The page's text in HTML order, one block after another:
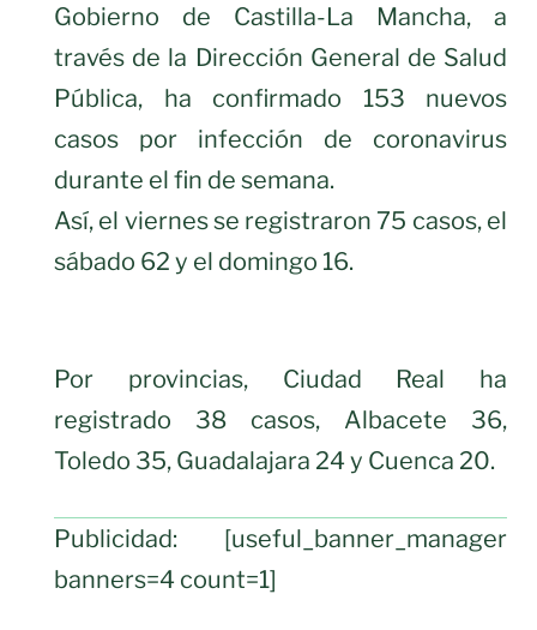
Gobierno de Castilla-La Mancha, a
través de la Dirección General de Salud
Pública, ha confirmado 153 nuevos
casos por infección de coronavirus
durante el fin de semana.
Así, el viernes se registraron 75 casos, el
sábado 62 y el domingo 16.
Por provincias, Ciudad Real ha
registrado 38 casos, Albacete 36,
Toledo 35, Guadalajara 24 y Cuenca 20.
Publicidad: [useful_banner_manager
banners=4 count=1]